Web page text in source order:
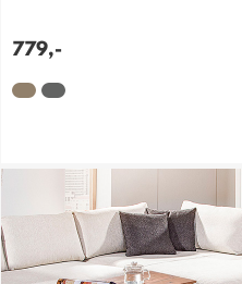
779,-